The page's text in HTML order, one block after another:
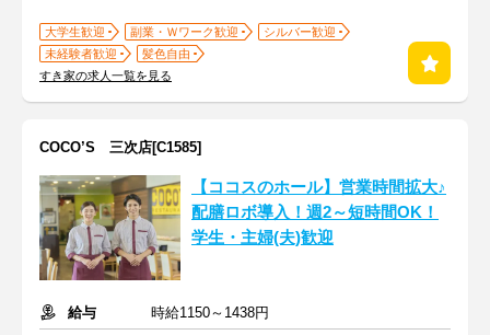
大学生歓迎 副業・Ｗワーク歓迎
シルバー歓迎
未経験者歓迎
髪色自由
すき家の求人一覧を見る
COCO’S 三次店[C1585]
【ココスのホール】営業時間拡大♪
配膳ロボ導入！週2～短時間OK！
学生・主婦(夫)歓迎
給与
時給1150～1438円